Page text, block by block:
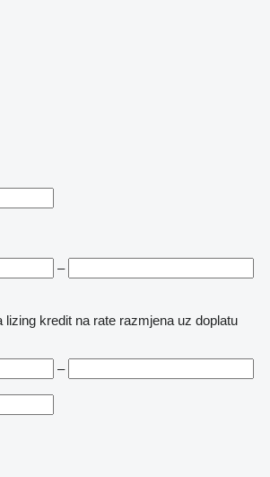
–
lizing kredit na rate razmjena uz doplatu
–